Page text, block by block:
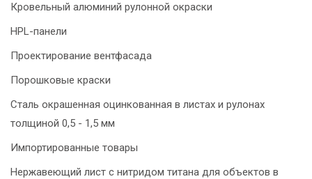
Кровельный алюминий рулонной окраски
HPL-панели
Проектирование вентфасада
Порошковые краски
Сталь окрашенная оцинкованная в листах и рулонах
толщиной 0,5 - 1,5 мм
Импортированные товары
Нержавеющий лист с нитридом титана для объектов в